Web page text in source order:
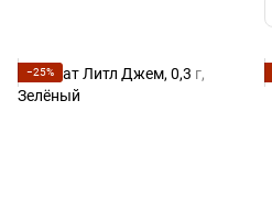
−25%